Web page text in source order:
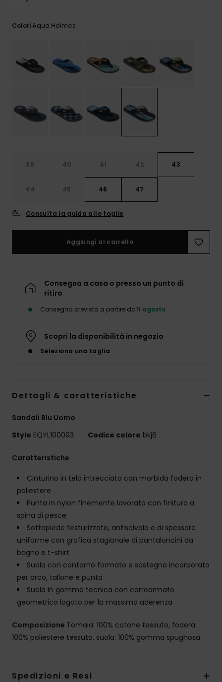
le FAQ
ColoriAqua Holmes
39 40 41 42 43
44 45 46 47
Consulta la guida alle taglie
Aggiungi al carrello
Consegna a casa o presso un punto di
ritiro
Consegna prevista a partire da11 agosto
Scopri la disponibilità in negozio
Seleziona una taglia
Dettagli & caratteristiche
Sandali Blu Uomo
Style EQYL100093 Codice colore bkj6
Caratteristiche
Cinturino in tela intrecciato con morbida fodera in
poliestere
Punta in nylon finemente lavorato con finitura a
spina di pesce
Sottopiede testurizzato, antiscivolo e di spessore
uniforme con grafica stagionale di pantaloncini da
bagno e t-shirt
Suola con contorno formato e sostegno incorporato
per arco, tallone e punta
Suola in gomma tecnica con carroarmato
geometrico logato per la massima aderenza
Composizione Tomaia: 100% cotone tessuto, fodera:
100% poliestere tessuto, suola: 100% gomma spugnosa
Spedizioni e Resi